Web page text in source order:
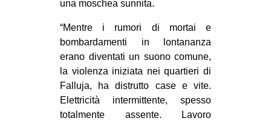
SEARCH
una moschea sunnita.
“Mentre i rumori di mortai e
bombardamenti in lontananza
erano diventati un suono comune,
la violenza iniziata nei quartieri di
Falluja, ha distrutto case e vite.
Elettricità intermittente, spesso
totalmente assente. Lavoro